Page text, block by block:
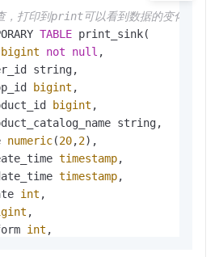
打印到print可以看到数据的变化情况。
TABLE print_sink(
bigint not null ,
string,
bigint ,
bigint ,
string,
numeric(20,2),
timestamp,
timestamp,
int ,
,
int ,